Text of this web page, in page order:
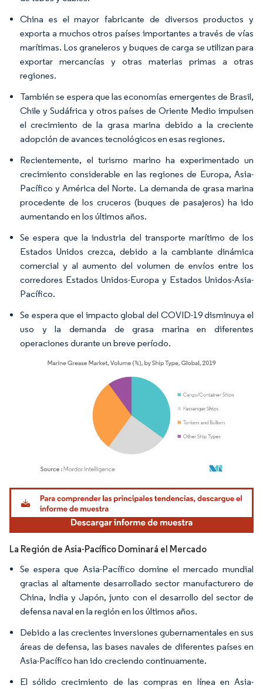
China es el mayor fabricante de diversos productos y
exporta a muchos otros países importantes a través de vías
marítimas. Los graneleros y buques de carga se utilizan para
exportar mercancías y otras materias primas a otras
regiones.
También se espera que las economías emergentes de Brasil,
Chile y Sudáfrica y otros países de Oriente Medio impulsen
el crecimiento de la grasa marina debido a la creciente
adopción de avances tecnológicos en esas regiones.
Recientemente, el turismo marino ha experimentado un
crecimiento considerable en las regiones de Europa, Asia-
Pacífico y América del Norte. La demanda de grasa marina
procedente de los cruceros (buques de pasajeros) ha ido
aumentando en los últimos años.
Se espera que la industria del transporte marítimo de los
Estados Unidos crezca, debido a la cambiante dinámica
comercial y al aumento del volumen de envíos entre los
corredores Estados Unidos-Europa y Estados Unidos-Asia-
Pacífico.
Se espera que el impacto global del COVID-19 disminuya el
uso y la demanda de grasa marina en diferentes
operaciones durante un breve período.
Imagen © Mordor Intelligence. El uso requiere atribución según CC BY 4.0.
La Región de Asia-Pacífico Dominará el Mercado
Se espera que Asia-Pacífico domine el mercado mundial
gracias al altamente desarrollado sector manufacturero de
China, India y Japón, junto con el desarrollo del sector de
defensa naval en la región en los últimos años.
Debido a las crecientes inversiones gubernamentales en sus
áreas de defensa, las bases navales de diferentes países en
Asia-Pacífico han ido creciendo continuamente.
El sólido crecimiento de las compras en línea en Asia-